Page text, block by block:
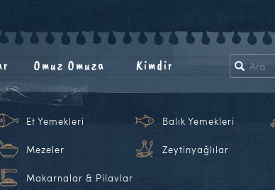
Omuz Omuza Kimdir
Et Yemekleri Balık Yemekleri
Mezeler Zeytinyağlılar
Makarnalar & Pilavlar